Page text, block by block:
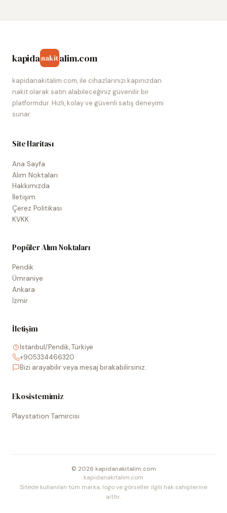
kapidanakitalim.com
kapidanakitalim.com, ile cihazlarınızı kapınızdan
nakit olarak satın alabileceğiniz güvenilir bir
platformdur. Hızlı, kolay ve güvenli satış deneyimi
sunar.
Site Haritası
Ana Sayfa
Alım Noktaları
Hakkımızda
İletişim
Çerez Politikası
KVKK
Popüler Alım Noktaları
Pendik
Ümraniye
Ankara
İzmir
İletişim
İstanbul/Pendik, Türkiye
+905334466320
Bizi arayabilir veya mesaj bırakabilirsiniz.
Ekosistemimiz
Playstation Tamircisi
© 2026 kapidanakitalim.com
kapidanakitalim.com
Sitede kullanılan tüm marka, logo ve görseller ilgili hak sahiplerine
aittir.